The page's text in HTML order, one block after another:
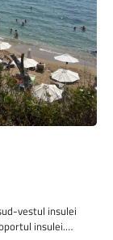
vestul insulei
insulei.…